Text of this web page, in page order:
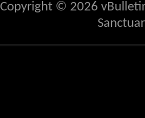
Copyright © 2026